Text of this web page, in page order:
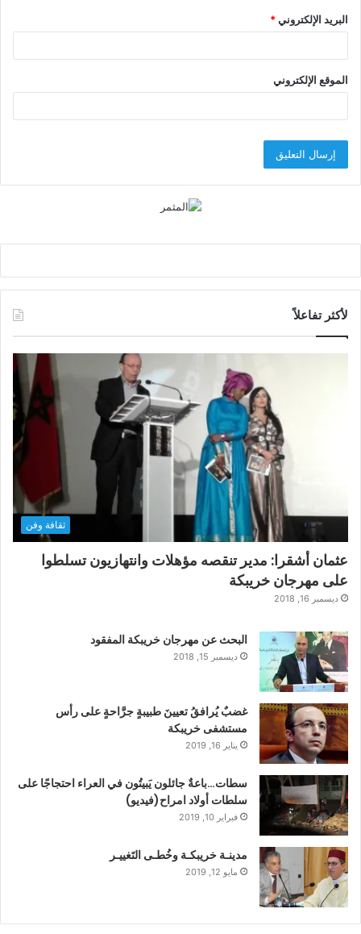
البريد الإلكتروني*
الموقع الإلكتروني
لأكثر تفاعلاً
ثقافة وفن
عثمان أشقرا: مدير تنقصه مؤهلات وانتهازيون تسلطوا
على مهرجان خريبكة
ديسمبر 16, 2018
البحث عن مهرجان خريبكة المفقود
ديسمبر 15, 2018
غضبٌ يُرافقُ تعيينَ طبيبةٍ جرَّاحةٍ على رأس
مستشفى خريبكة
يناير 16, 2019
سطات…باعةٌ جائلون يَبيتُون في العراء احتجاجًا على
سلطات أولاد امراح(فيديو)
فبراير 10, 2019
مدينـة خريبكـة وخُطـى التَغييـر
مايو 12, 2019